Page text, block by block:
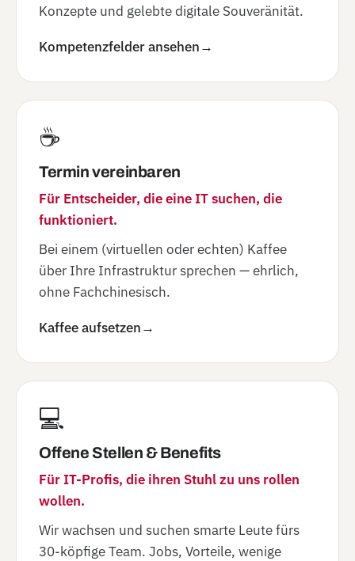
Konzepte und gelebte digitale Souveränität.
Kompetenzfelder ansehen→
☕
Termin vereinbaren
Für Entscheider, die eine IT suchen, die
funktioniert.
Bei einem (virtuellen oder echten) Kaffee
über Ihre Infrastruktur sprechen — ehrlich,
ohne Fachchinesisch.
Kaffee aufsetzen→
💻
Offene Stellen & Benefits
Für IT-Profis, die ihren Stuhl zu uns rollen
wollen.
Wir wachsen und suchen smarte Leute fürs
30-köpfige Team. Jobs, Vorteile, wenige